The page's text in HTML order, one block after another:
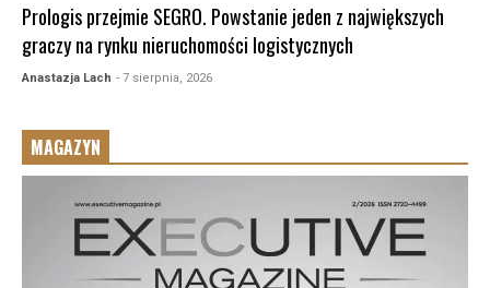
Prologis przejmie SEGRO. Powstanie jeden z największych
graczy na rynku nieruchomości logistycznych
Anastazja Lach - 7 sierpnia, 2026
MAGAZYN